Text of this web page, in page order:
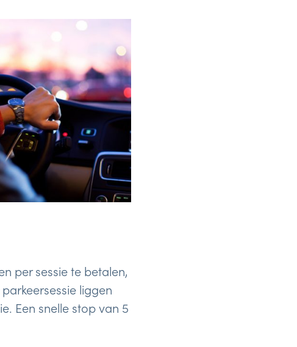
per sessie te betalen,
liggen
Een snelle stop van 5